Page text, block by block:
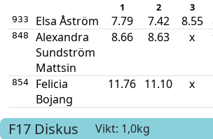
1 2 3
933 Elsa Åström 7.79 7.42 8.55
848
Alexandra
Sundström
Mattsin
8.66 8.63 x
854
Felicia
Bojang
11.76 11.10 x
F17 Diskus Vikt: 1,0kg